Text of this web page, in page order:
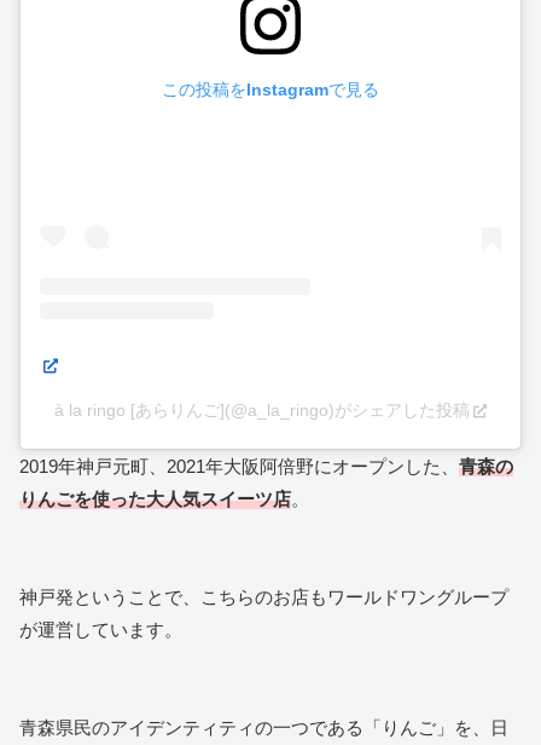
この投稿をInstagramで見る
à la ringo [あらりんご](@a_la_ringo)がシェアした投稿
2019年神戸元町、2021年大阪阿倍野にオープンした、 青森の
りんごを使った大人気スイーツ店。
神戸発ということで、こちらのお店もワールドワングループ
が運営しています。
青森県民のアイデンティティの一つである「りんご」を、日